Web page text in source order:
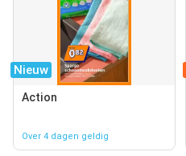
Nieuw
Action
Over 4 dagen geldig